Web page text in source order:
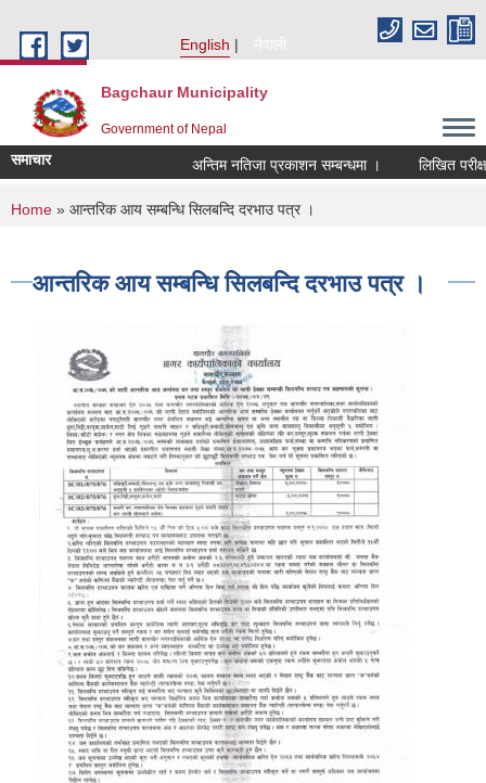
English
नेपाली
Bagchaur Municipality
Government of Nepal
समाचार अन्तिम नतिजा प्रकाशन सम्बन्धमा । लिखित
You are here
Home » आन्तरिक आय सम्बन्धि सिलबन्दि दरभाउ पत्र ।
आन्तरिक आय सम्बन्धि सिलबन्दि दरभाउ पत्र ।